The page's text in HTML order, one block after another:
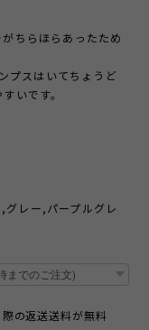
ちらほらあったため
プスはいてちょうど
いです。
レー,パープルグレ
の返送送料が無料